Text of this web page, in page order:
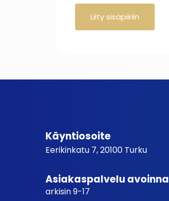
Käyntiosoite
Eerikinkatu 7, 20100 Turku
Asiakaspalvelu avoinna
arkisin 9-17